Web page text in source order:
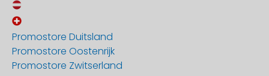
Promostore Duitsland
Promostore Oostenrijk
Promostore Zwitserland